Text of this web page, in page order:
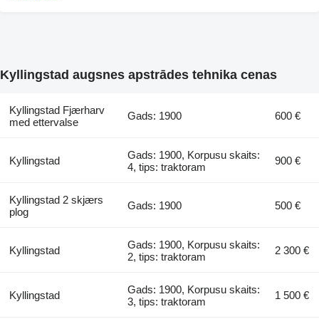
Kyllingstad augsnes apstrādes tehnika cenas
Kyllingstad Fjærharv
med ettervalse
Gads: 1900 600 €
Kyllingstad
Gads: 1900, Korpusu skaits:
4, tips: traktoram
900 €
Kyllingstad 2 skjærs
plog
Gads: 1900 500 €
Kyllingstad
Gads: 1900, Korpusu skaits:
2, tips: traktoram
2 300 €
Kyllingstad
Gads: 1900, Korpusu skaits:
3, tips: traktoram
1 500 €